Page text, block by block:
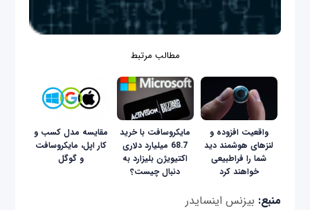
مطالب مرتبط
واقعیت افزوده و
لنزهای هوشمند دید
شما را فراطبیعی
خواهند کرد
مایکروسافت با خرید
68.7 میلیارد دلاری
اکتیویژن بلیزارد به
دنبال چیست؟
مقایسه مدل کسب و
کار اپل، مایکروسافت
و گوگل
منبع: بیزنس اینسایدر‍